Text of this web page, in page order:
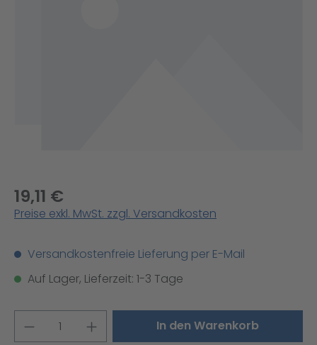
19,11 €
Preise exkl. MwSt. zzgl. Versandkosten
Versandkostenfreie Lieferung per E-Mail
Auf Lager, Lieferzeit: 1-3 Tage
Produkt Anzahl: Gib denIn den Warenkorb